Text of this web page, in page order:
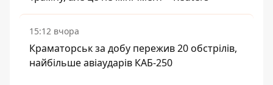
15:12 вчора
Краматорськ за добу пережив 20 обстрілів,
найбільше авіаударів КАБ-250